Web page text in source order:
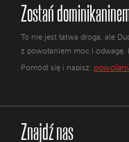
Zostań
To nie jest łatwa droga, ale
z powołaniem moc i odwagę.
Pomódl się i napisz:
Znajdź nas